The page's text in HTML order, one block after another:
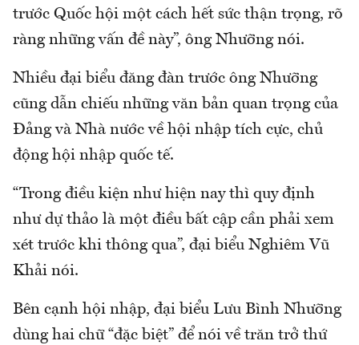
trước Quốc hội một cách hết sức thận trọng, rõ
ràng những vấn đề này”, ông Nhưỡng nói.
Nhiều đại biểu đăng đàn trước ông Nhưỡng
cũng dẫn chiếu những văn bản quan trọng của
Đảng và Nhà nước về hội nhập tích cực, chủ
động hội nhập quốc tế.
“Trong điều kiện như hiện nay thì quy định
như dự thảo là một điều bất cập cần phải xem
xét trước khi thông qua”, đại biểu Nghiêm Vũ
Khải nói.
Bên cạnh hội nhập, đại biểu Lưu Bình Nhưỡng
dùng hai chữ “đặc biệt” để nói về trăn trở thứ